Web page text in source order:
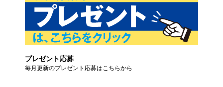
プレゼント応募
毎月更新のプレゼント応募はこちらから